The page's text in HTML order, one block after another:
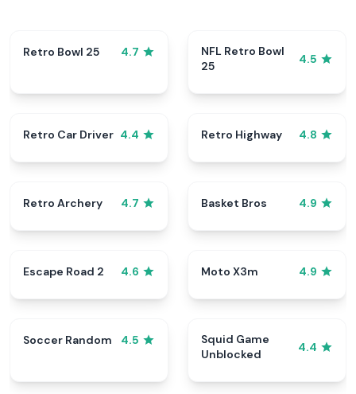
Retro Bowl 25 4.7
NFL Retro Bowl
25
4.5
Retro Car Driver 4.4 Retro Highway 4.8
Retro Archery 4.7 Basket Bros 4.9
Escape Road 2 4.6 Moto X3m 4.9
Soccer Random 4.5
Squid Game
Unblocked
4.4